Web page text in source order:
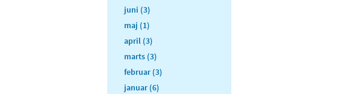
juni (3)
maj (1)
april (3)
marts (3)
februar (3)
januar (6)